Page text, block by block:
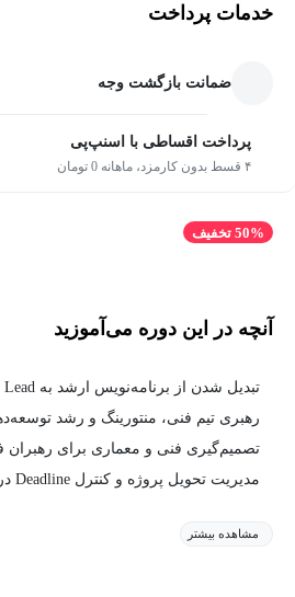
خدمات پرداخت
ضمانت بازگشت وجه
پرداخت اقساطی با اسنپ‌پی
۴ قسط بدون کارمزد، ماهانه 0 تومان
50% تخفیف
آنچه در این دوره می‌آموزید
تبدیل شدن از برنامه‌نویس ارشد به Tech Lead حرفه‌ای
رهبری تیم فنی، منتورینگ و رشد
تصمیم‌گیری فنی و معماری برای رهبران
مدیریت تحویل پروژه و کنترل Deadline در تیم فنی
مشاهده بیشتر